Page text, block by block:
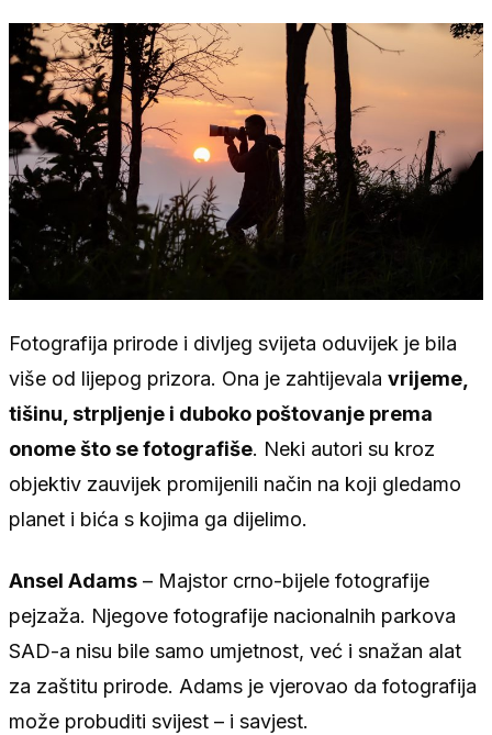
Fotografija prirode i divljeg svijeta oduvijek je bila
više od lijepog prizora. Ona je zahtijevala vrijeme,
tišinu, strpljenje i duboko poštovanje prema
onome što se fotografiše. Neki autori su kroz
objektiv zauvijek promijenili način na koji gledamo
planet i bića s kojima ga dijelimo.
Ansel Adams – Majstor crno-bijele fotografije
pejzaža. Njegove fotografije nacionalnih parkova
SAD-a nisu bile samo umjetnost, već i snažan alat
za zaštitu prirode. Adams je vjerovao da fotografija
može probuditi svijest – i savjest.